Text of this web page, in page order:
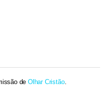
de Olhar Cristão.